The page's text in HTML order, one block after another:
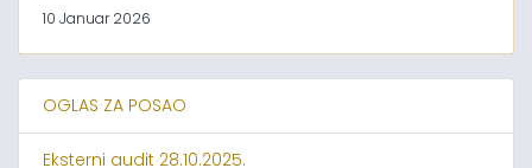
10 Januar 2026
OGLAS ZA POSAO
Eksterni audit 28.10.2025.